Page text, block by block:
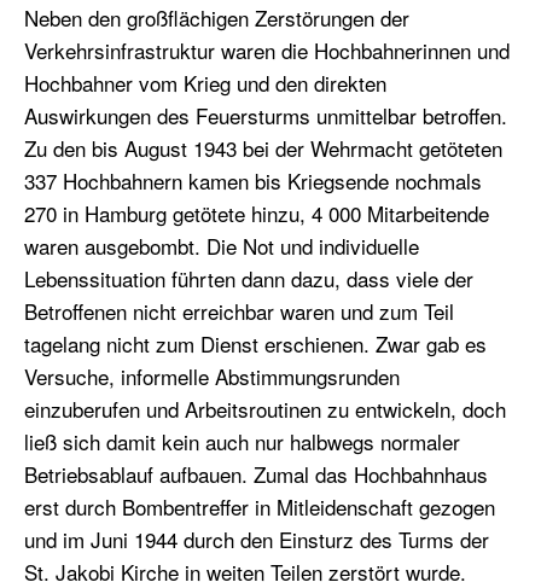
Neben den großflächigen Zerstörungen der
Verkehrsinfrastruktur waren die Hochbahnerinnen und
Hochbahner vom Krieg und den direkten
Auswirkungen des Feuersturms unmittelbar betroffen.
Zu den bis August 1943 bei der Wehrmacht getöteten
337 Hochbahnern kamen bis Kriegsende nochmals
270 in Hamburg getötete hinzu, 4 000 Mitarbeitende
waren ausgebombt. Die Not und individuelle
Lebenssituation führten dann dazu, dass viele der
Betroffenen nicht erreichbar waren und zum Teil
tagelang nicht zum Dienst erschienen. Zwar gab es
Versuche, informelle Abstimmungsrunden
einzuberufen und Arbeitsroutinen zu entwickeln, doch
ließ sich damit kein auch nur halbwegs normaler
Betriebsablauf aufbauen. Zumal das Hochbahnhaus
erst durch Bombentreffer in Mitleidenschaft gezogen
und im Juni 1944 durch den Einsturz des Turms der
St. Jakobi Kirche in weiten Teilen zerstört wurde.